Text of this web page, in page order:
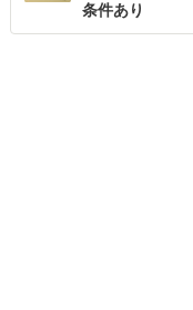
条件あり